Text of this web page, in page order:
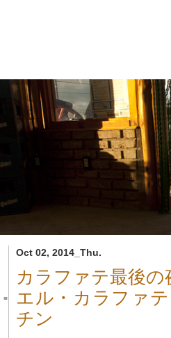
Oct 02, 2014_Thu.
■
カラファテ最後
エル・カラファ
チン